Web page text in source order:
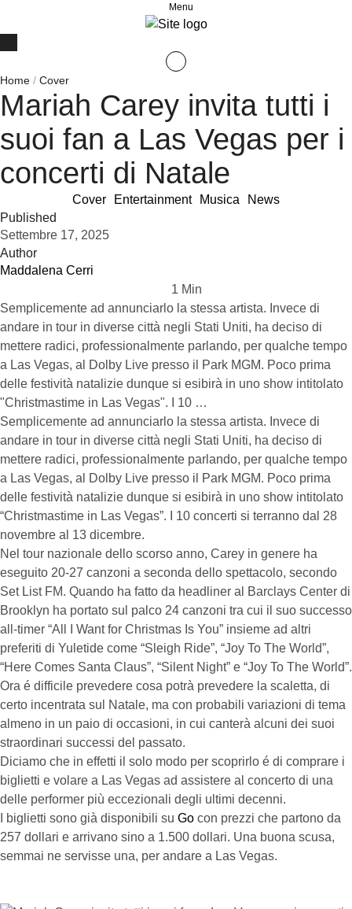
Menu
Home / Cover
Mariah Carey invita tutti i
suoi fan a Las Vegas per i
concerti di Natale
Cover Entertainment Musica
News
Published
Settembre 17, 2025
Author
Maddalena Cerri
1 Min
Semplicemente ad annunciarlo la stessa artista. Invece di
andare in tour in diverse città negli Stati Uniti, ha deciso di
mettere radici, professionalmente parlando, per qualche tempo
a Las Vegas, al Dolby Live presso il Park MGM. Poco prima
delle festività natalizie dunque si esibirà in uno show intitolato
"Christmastime in Las Vegas". I 10 …
Semplicemente ad annunciarlo la stessa artista. Invece di
andare in tour in diverse città negli Stati Uniti, ha deciso di
mettere radici, professionalmente parlando, per qualche tempo
a Las Vegas, al Dolby Live presso il Park MGM. Poco prima
delle festività natalizie dunque si esibirà in uno show intitolato
“Christmastime in Las Vegas”. I 10 concerti si terranno dal 28
novembre al 13 dicembre.
Nel tour nazionale dello scorso anno, Carey in genere ha
eseguito 20-27 canzoni a seconda dello spettacolo, secondo
Set List FM. Quando ha fatto da headliner al Barclays Center di
Brooklyn ha portato sul palco 24 canzoni tra cui il suo successo
all-timer “All I Want for Christmas Is You” insieme ad altri
preferiti di Yuletide come “Sleigh Ride”, “Joy To The World”,
“Here Comes Santa Claus”, “Silent Night” e “Joy To The World”.
Ora é difficile prevedere cosa potrà prevedere la scaletta, di
certo incentrata sul Natale, ma con probabili variazioni di tema
almeno in un paio di occasioni, in cui canterà alcuni dei suoi
straordinari successi del passato.
Diciamo che in effetti il solo modo per scoprirlo é di comprare i
biglietti e volare a Las Vegas ad assistere al concerto di una
delle performer più eccezionali degli ultimi decenni.
I biglietti sono già disponibili su Go con prezzi che partono da
257 dollari e arrivano sino a 1.500 dollari. Una buona scusa,
semmai ne servisse una, per andare a Las Vegas.